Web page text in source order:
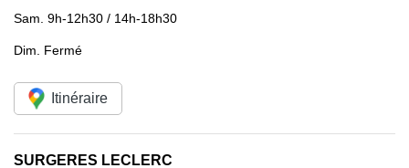
Sam. 9h-12h30 / 14h-18h30
Dim. Fermé
Itinéraire
SURGERES LECLERC